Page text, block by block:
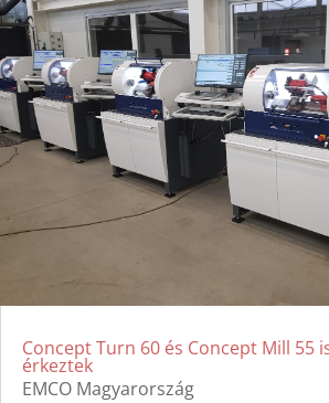
Concept Turn 60 és Concept Mill 55
érkeztek
EMCO Magyarország